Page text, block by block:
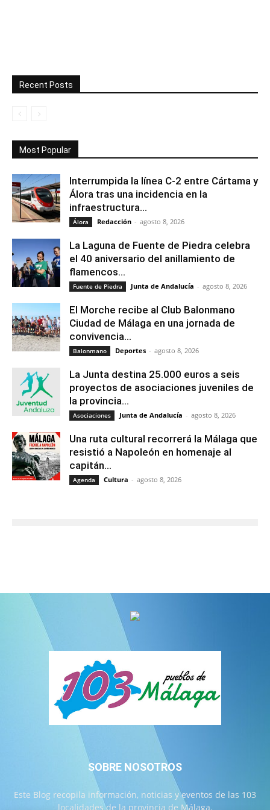
Recent Posts
Most Popular
Interrumpida la línea C-2 entre Cártama y
Álora tras una incidencia en la
infraestructura...
Álora Redacción - agosto 8, 2026
La Laguna de Fuente de Piedra celebra
el 40 aniversario del anillamiento de
flamencos...
Fuente de Piedra Junta de Andalucía - agosto 8, 2026
El Morche recibe al Club Balonmano
Ciudad de Málaga en una jornada de
convivencia...
Balonmano Deportes - agosto 8, 2026
La Junta destina 25.000 euros a seis
proyectos de asociaciones juveniles de
la provincia...
Asociaciones Junta de Andalucía - agosto 8, 2026
Una ruta cultural recorrerá la Málaga que
resistió a Napoleón en homenaje al
capitán...
Agenda Cultura - agosto 8, 2026
SOBRE NOSOTROS
Este Blog recopila información, noticias y eventos de las 103
localidades de la provincia de Málaga.